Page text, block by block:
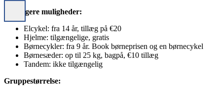
Yderligere muligheder:
Elcykel: fra 14 år, tillæg på €20
Hjelme: tilgængelige, gratis
Børnecykler: fra 9 år. Book børneprisen og en børnecykel
Børnesæder: op til 25 kg, bagpå, €10 tillæg
Tandem: ikke tilgængelig
Gruppestørrelse: